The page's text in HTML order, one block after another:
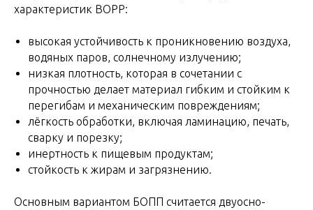
характеристик ВОРР:
высокая устойчивость к проникновению воздуха,
водяных паров, солнечному излучению;
низкая плотность, которая в сочетании с
прочностью делает материал гибким и стойким к
перегибам и механическим повреждениям;
лёгкость обработки, включая ламинацию, печать,
сварку и порезку;
инертность к пищевым продуктам;
стойкость к жирам и загрязнению.
Основным вариантом БОПП считается двуосно-